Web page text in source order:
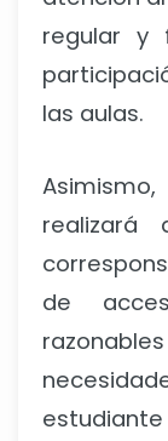
regular y
las aulas.
realizará
de
estudiante